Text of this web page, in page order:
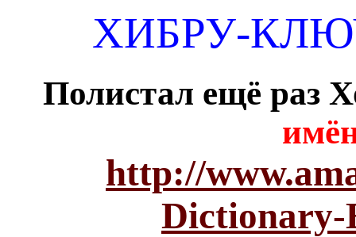
ХИБРУ-
Полистал ещё раз
http://
Dictionary-